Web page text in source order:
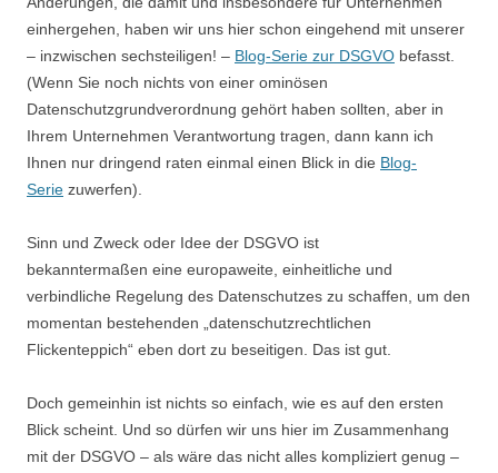
einhergehen, haben wir uns hier schon eingehend mit unserer
– inzwischen sechsteiligen! – Blog-Serie zur DSGVO befasst.
(Wenn Sie noch nichts von einer ominösen
Datenschutzgrundverordnung gehört haben sollten, aber in
Ihrem Unternehmen Verantwortung tragen, dann kann ich
Ihnen nur dringend raten einmal einen Blick in die Blog-
Serie zuwerfen).
Sinn und Zweck oder Idee der DSGVO ist
bekanntermaßen eine europaweite, einheitliche und
verbindliche Regelung des Datenschutzes zu schaffen, um den
momentan bestehenden „datenschutzrechtlichen
Flickenteppich“ eben dort zu beseitigen. Das ist gut.
Doch gemeinhin ist nichts so einfach, wie es auf den ersten
Blick scheint. Und so dürfen wir uns hier im Zusammenhang
mit der DSGVO – als wäre das nicht alles kompliziert genug –